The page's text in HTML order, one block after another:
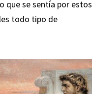
que se sentía por estos
todo tipo de